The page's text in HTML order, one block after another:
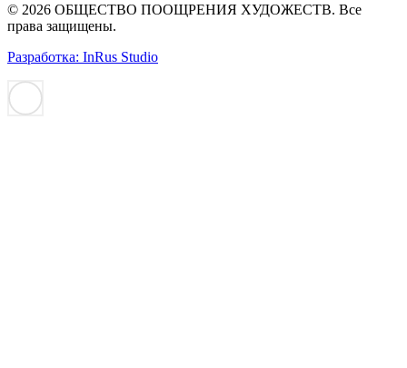
© 2026 ОБЩЕСТВО ПООЩРЕНИЯ ХУДОЖЕСТВ. Все
права защищены.
Разработка: InRus Studio